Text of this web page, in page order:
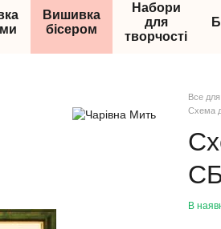
Вишивка
бісером
Набори
для
творчості
Все
Схема
В